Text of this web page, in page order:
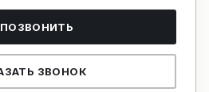
ПОЗВОНИТЬ
ЗВОНОК